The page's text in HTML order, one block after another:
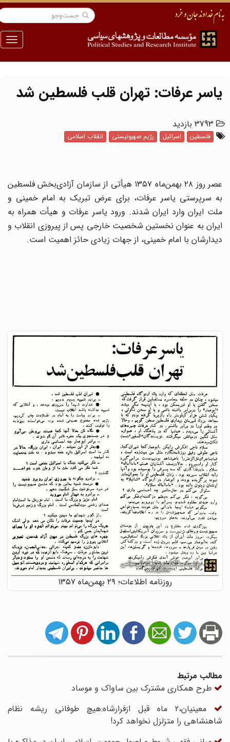
منو
یاسر عرفات: تهران قلب فلسطین شد
3793 بازدید
فلسطین اسرائیل رژیم صهیونیستی انقلاب اسلامی
عصر روز ۲۸ بهمن‌ماه ۱۳۵۷ هیأتی از سازمان آزادی‌بخش فلسطین
به سرپرستى یاسر عرفات، براى عرض تبریک به امام خمینى و
ملت ایران وارد ایران شدند. ورود یاسر عرفات و هیأت همراه به
ایران به عنوان نخستین شخصیت خارجى پس از پیروزى انقلاب و
دیدارشان با امام خمینی، از جهات زیادى حائز اهمیت است.
روزنامه اطلاعات؛ ۲۹ بهمن‌ماه ۱۳۵۷
مطالب مرتبط
طرح همکاری مشترک بین ساواک و موساد
معینیان،2 ماه قبل ازفرارشاه:هیچ طوفانی ریشه نظام
شاهنشاهی را متزلزل نخواهد کرد!